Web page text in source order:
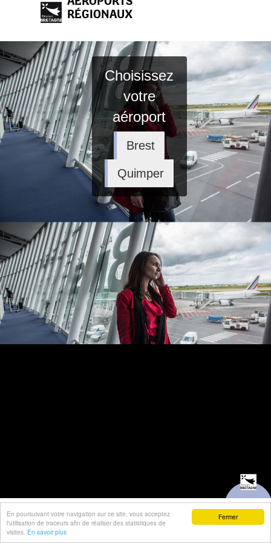
Fermer
En poursuivant votre navigation sur ce site, vous acceptez
l'utilisation de traceurs afin de réaliser des statistiques de
visites. En savoir plus
RÉGIONAUX
Choisissez
votre
aéroport
Brest
Quimper